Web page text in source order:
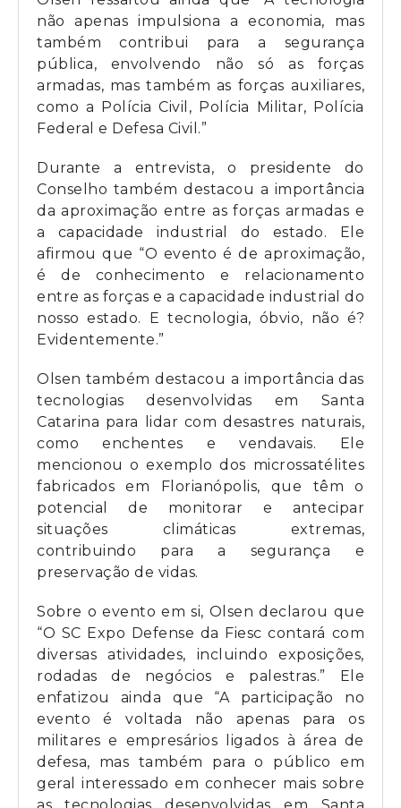
não apenas impulsiona a economia, mas
também contribui para a segurança
pública, envolvendo não só as forças
armadas, mas também as forças auxiliares,
como a Polícia Civil, Polícia Militar, Polícia
Federal e Defesa Civil.”
Durante a entrevista, o presidente do
Conselho também destacou a importância
da aproximação entre as forças armadas e
a capacidade industrial do estado. Ele
afirmou que “O evento é de aproximação,
é de conhecimento e relacionamento
entre as forças e a capacidade industrial do
nosso estado. E tecnologia, óbvio, não é?
Evidentemente.”
Olsen também destacou a importância das
tecnologias desenvolvidas em Santa
Catarina para lidar com desastres naturais,
como enchentes e vendavais. Ele
mencionou o exemplo dos microssatélites
fabricados em Florianópolis, que têm o
potencial de monitorar e antecipar
situações climáticas extremas,
contribuindo para a segurança e
preservação de vidas.
Sobre o evento em si, Olsen declarou que
“O SC Expo Defense da Fiesc contará com
diversas atividades, incluindo exposições,
rodadas de negócios e palestras.” Ele
enfatizou ainda que “A participação no
evento é voltada não apenas para os
militares e empresários ligados à área de
defesa, mas também para o público em
geral interessado em conhecer mais sobre